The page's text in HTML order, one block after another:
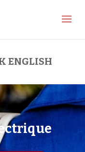
ENGLISH